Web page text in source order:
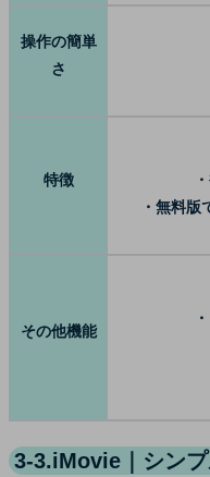
操作の簡単
さ
特徴
・無料
その他機能
3-3.iMovie｜シン